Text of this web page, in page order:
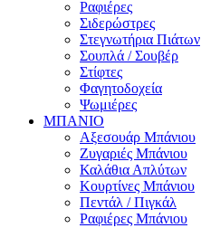
Ραφιέρες
Σιδερώστρες
Στεγνωτήρια Πιάτων
Σουπλά / Σουβέρ
Στίφτες
Φαγητοδοχεία
Ψωμιέρες
ΜΠΑΝΙΟ
Αξεσουάρ Μπάνιου
Ζυγαριές Μπάνιου
Καλάθια Απλύτων
Κουρτίνες Μπάνιου
Πεντάλ / Πιγκάλ
Ραφιέρες Μπάνιου